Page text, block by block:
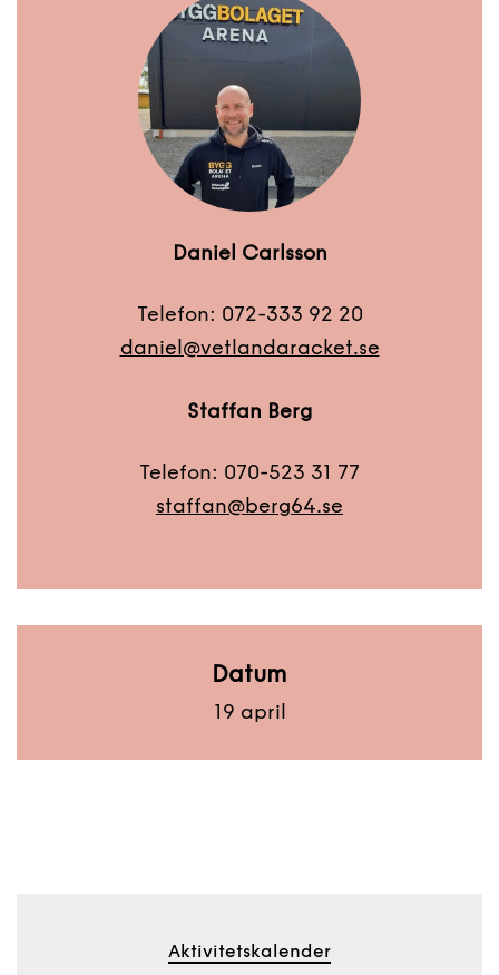
Daniel Carlsson
Telefon: 072-333 92 20
daniel@vetlandaracket.se
Staffan Berg
Telefon: 070-523 31 77
staffan@berg64.se
Datum
19 april
Aktivitetskalender